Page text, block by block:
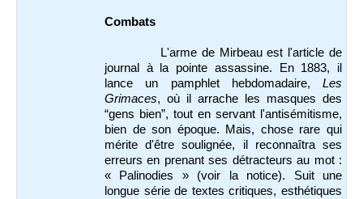
Combats
L'arme de Mirbeau est l'article de
journal à la pointe assassine. En 1883, il
lance un pamphlet hebdomadaire, Les
Grimaces, où il arrache les masques des
“gens bien”, tout en servant l'antisémitisme,
bien de son époque. Mais, chose rare qui
mérite d'être soulignée, il reconnaîtra ses
erreurs en prenant ses détracteurs au mot :
« Palinodies » (voir la notice). Suit une
longue série de textes critiques, esthétiques